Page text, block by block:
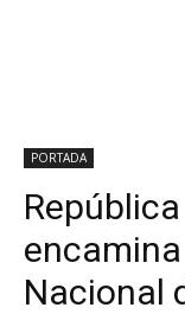
PORTADA
Nacional